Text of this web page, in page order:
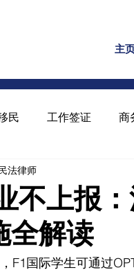
主
民 工作签证 商
保释
不上报
全解读
法律师
F1国际学生可通过